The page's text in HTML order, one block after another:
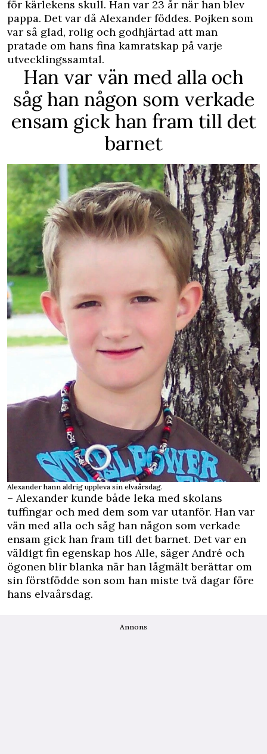
för kärlekens skull. Han var 23 år när han blev
pappa. Det var då Alexander föddes. Pojken som
var så glad, rolig och godhjärtad att man
pratade om hans fina kamratskap på varje
utvecklingssamtal.
Han var vän med alla och
såg han någon som verkade
ensam gick han fram till det
barnet
Alexander hann aldrig uppleva sin elvaårsdag.
– Alexander kunde både leka med skolans
tuffingar och med dem som var utanför. Han var
vän med alla och såg han någon som verkade
ensam gick han fram till det barnet. Det var en
väldigt fin egenskap hos Alle, säger André och
ögonen blir blanka när han lågmält berättar om
sin förstfödde son som han miste två dagar före
hans elvaårsdag.
Annons